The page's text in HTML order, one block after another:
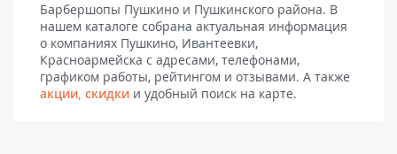
Барбершопы Пушкино и Пушкинского района. В
нашем каталоге собрана актуальная информация
о компаниях Пушкино, Ивантеевки,
Красноармейска с адресами, телефонами,
графиком работы, рейтингом и отзывами. А также
акции, скидки и удобный поиск на карте.